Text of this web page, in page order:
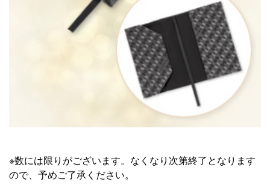
※数には限りがございます。なくなり次第終了となります
ので、予めご了承ください。